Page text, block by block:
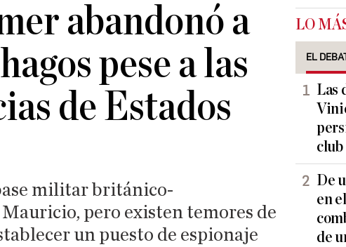
abandonó a
pese a las
de Estados
militar británico-
pero existen temores de
un puesto de espionaje
LO
EL
Las
club
De
en
de